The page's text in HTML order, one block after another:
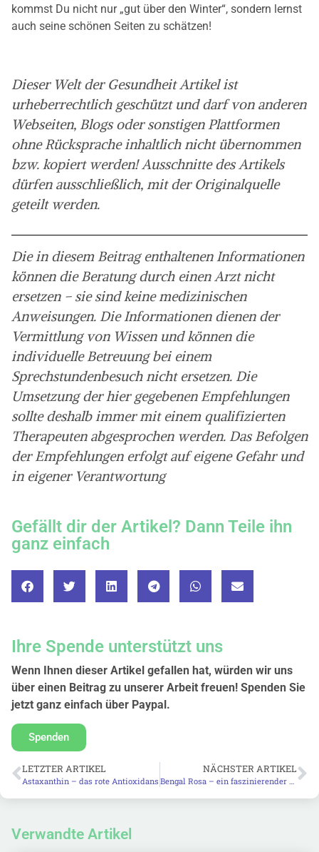
kommst Du nicht nur „gut über den Winter“, sondern lernst
auch seine schönen Seiten zu schätzen!
Dieser Welt der Gesundheit Artikel ist
urheberrechtlich geschützt und darf von anderen
Webseiten, Blogs oder sonstigen Plattformen
ohne Rücksprache inhaltlich nicht übernommen
bzw. kopiert werden! Ausschnitte des Artikels
dürfen ausschließlich, mit der Originalquelle
geteilt werden.
Die in diesem Beitrag enthaltenen Informationen
können die Beratung durch einen Arzt nicht
ersetzen – sie sind keine medizinischen
Anweisungen. Die Informationen dienen der
Vermittlung von Wissen und können die
individuelle Betreuung bei einem
Sprechstundenbesuch nicht ersetzen. Die
Umsetzung der hier gegebenen Empfehlungen
sollte deshalb immer mit einem qualifizierten
Therapeuten abgesprochen werden. Das Befolgen
der Empfehlungen erfolgt auf eigene Gefahr und
in eigener Verantwortung
Gefällt dir der Artikel? Dann Teile ihn
ganz einfach
Ihre Spende unterstützt uns
Wenn Ihnen dieser Artikel gefallen hat, würden wir uns
über einen Beitrag zu unserer Arbeit freuen! Spenden Sie
jetzt ganz einfach über Paypal.
Spenden
LETZTER ARTIKEL
Astaxanthin – das rote Antioxidans
NÄCHSTER ARTIKEL
Verwandte Artikel